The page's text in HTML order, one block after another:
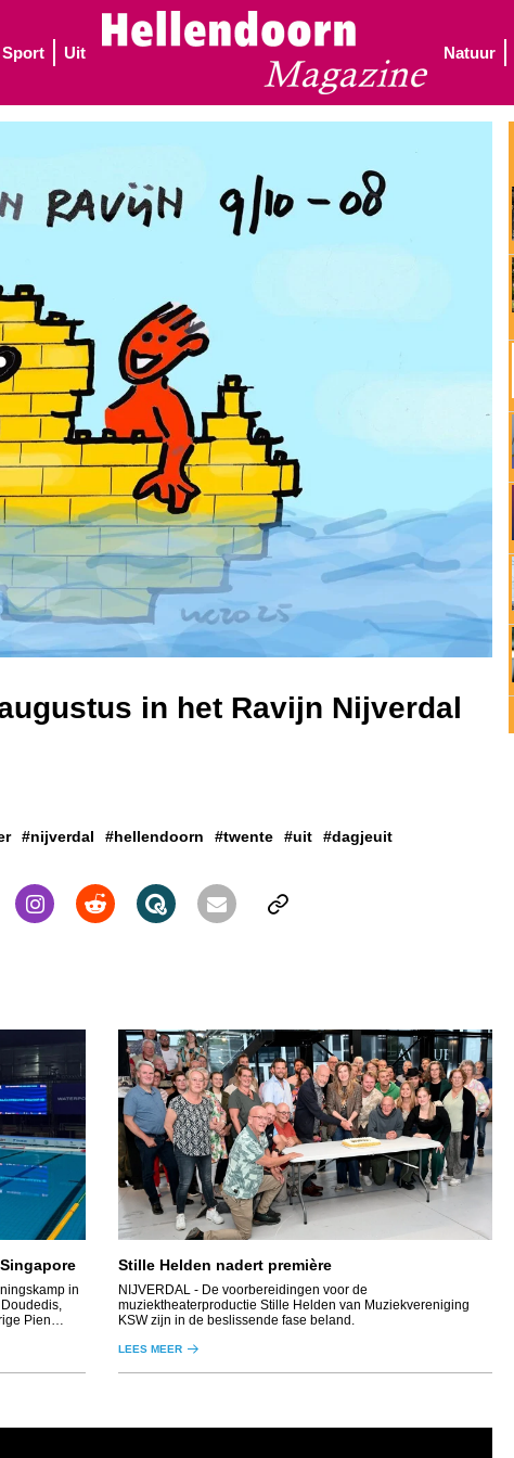
Sport Uit Natuur
in het Ravijn Nijverdal
#nijverdal #hellendoorn #twente #uit
#dagjeuit
in
Pien
Stille Helden nadert première
NIJVERDAL - De voorbereidingen voor de
muziektheaterproductie Stille Helden van Muziekvereniging
KSW zijn in de beslissende fase beland.
LEES MEER